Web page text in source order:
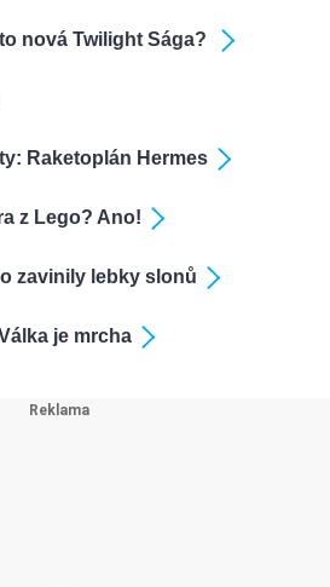
nová Twilight Sága?
Raketoplán Hermes
z Lego? Ano!
zavinily lebky slonů
je mrcha